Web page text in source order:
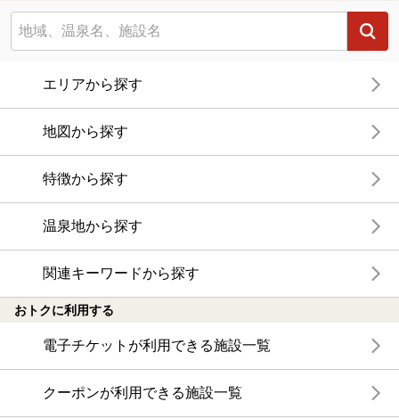
エリアから探す
地図から探す
特徴から探す
温泉地から探す
関連キーワードから探す
おトクに利用する
電子チケットが利用できる施設一覧
クーポンが利用できる施設一覧